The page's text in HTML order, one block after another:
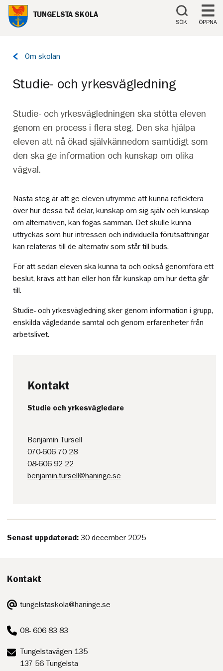
Till innehåll på sidan
TUNGELSTA SKOLA
SÖK ÖPPNA
Tillbaka
Om skolan
Studie- och yrkesvägledning
Studie- och yrkesvägledningen ska stötta eleven
genom en process i flera steg. Den ska hjälpa
eleven att nå ökad självkännedom samtidigt som
den ska ge information och kunskap om olika
vägval.
Nästa steg är att ge eleven utrymme att kunna reflektera
över hur dessa två delar, kunskap om sig själv och kunskap
om alternativen, kan fogas samman. Det skulle kunna
uttryckas som hur intressen och individuella förutsättningar
kan relateras till de alternativ som står till buds.
För att sedan eleven ska kunna ta och också genomföra ett
beslut, krävs att han eller hon får kunskap om hur detta går
till.
Studie- och yrkesvägledning sker genom information i grupp,
enskilda vägledande samtal och genom erfarenheter från
arbetslivet.
Kontakt
Studie och yrkesvägledare
Benjamin Tursell
070-606 70 28
08-606 92 22
benjamin.tursell@haninge.se
Senast uppdaterad:30 december 2025
Kontakt
E-
post:
tungelstaskola@haninge.se
Telefon:
08- 606 83 83
Postadress:
Tungelstavägen 135
137 56 Tungelsta